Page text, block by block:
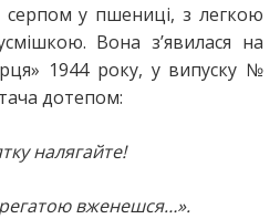
серпом у пшениці, з легкою
Вона з’явилася на
1944 року, у випуску №
дотепом:
налягайте!
вженешся…».